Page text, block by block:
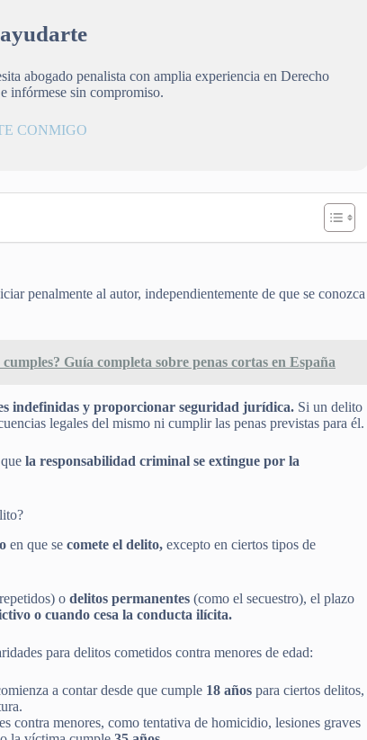
abogado penalista con amplia experiencia en Derecho
infórmese sin compromiso.
CONMIGO
penalmente al autor, independientemente de que se conozca
Guía completa sobre penas cortas en España
indefinidas y proporcionar seguridad jurídica. Si un delito
legales del mismo ni cumplir las penas previstas para él​.
la responsabilidad criminal se extingue por la
en que se comete el delito, excepto en ciertos tipos de
o delitos permanentes (como el secuestro), el plazo
o cuando cesa la conducta​ ilícita.
para delitos cometidos contra menores de edad:
a contar desde que cumple 18 años para ciertos delitos,
contra menores, como tentativa de homicidio, lesiones graves